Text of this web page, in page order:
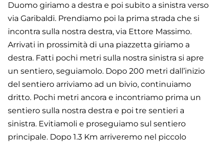
Duomo giriamo a destra e poi subito a sinistra verso
via Garibaldi. Prendiamo poi la prima strada che si
incontra sulla nostra destra, via Ettore Massimo.
Arrivati in prossimità di una piazzetta giriamo a
destra. Fatti pochi metri sulla nostra sinistra si apre
un sentiero, seguiamolo. Dopo 200 metri dall’inizio
del sentiero arriviamo ad un bivio, continuiamo
dritto. Pochi metri ancora e incontriamo prima un
sentiero sulla nostra destra e poi tre sentieri a
sinistra. Evitiamoli e proseguiamo sul sentiero
principale. Dopo 1.3 Km arriveremo nel piccolo